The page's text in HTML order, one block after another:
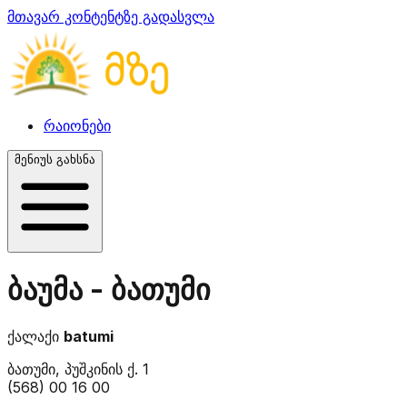
მთავარ კონტენტზე გადასვლა
რაიონები
მენიუს გახსნა
ბაუმა - ბათუმი
ქალაქი batumi
ბათუმი, პუშკინის ქ. 1
(568) 00 16 00